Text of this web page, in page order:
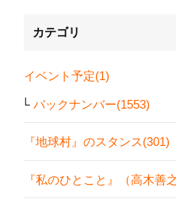
カテゴリ
イベント予定(1)
バックナンバー(1553)
『地球村』のスタンス(301)
『私のひとこと』（高木善